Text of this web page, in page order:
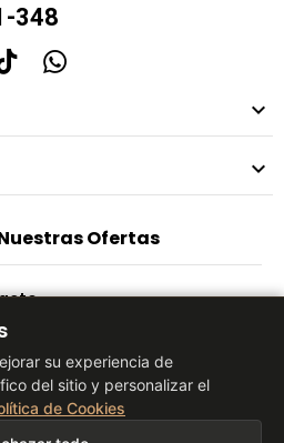
348


Ofertas
Co, S.L
su experiencia de
del sitio y personalizar el
de Cookies